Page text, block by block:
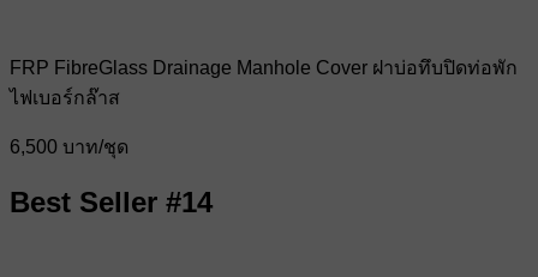
FRP FibreGlass Drainage Manhole Cover ฝาบ่อทึบปิดท่อพัก
ไฟเบอร์กล๊าส
6,500 บาท/ชุด
Best Seller #14